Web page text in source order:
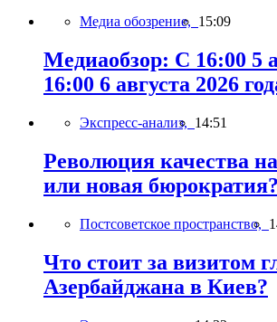
Медиа обозрение, 15:09
Медиаобзор: С 16:00 5
16:00 6 августа 2026
Экспресс-анализ, 14:51
Революция качества
или новая бюрократия?
Постсоветское пространство,
Что стоит за визитом
Азербайджана в Киев?